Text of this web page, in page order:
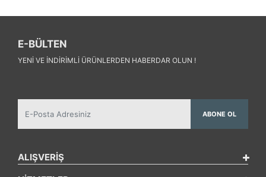
E-BÜLTEN
YENI VE INDIRIMLI ÜRÜNLERDEN HABERDAR OLUN !
ABONE OL
ALIŞVERİŞ